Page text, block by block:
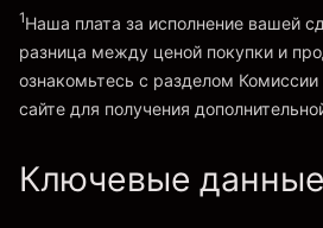
Перейти на платформу
«Комиссии и сборы»
1Наша плата за исполнение вашей
разница между ценой покупки и
ознакомьтесь с разделом
сайте для получения
Ключевые данные